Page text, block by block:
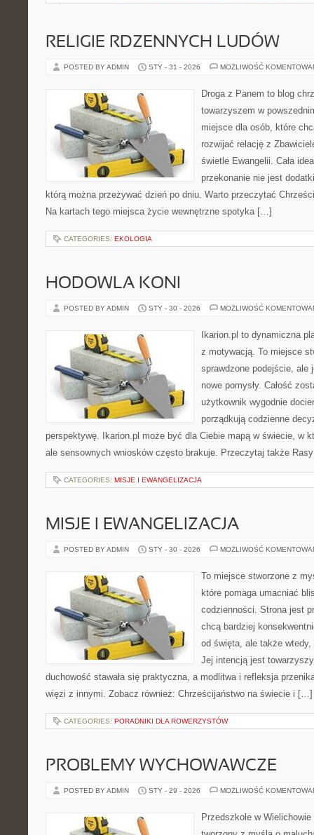
RELIGIE RDZENNYCH LUDÓW
POSTED BY ADMIN STY - 31 - 2026 MOŻLIWOŚĆ
Droga z Panem to blog
towarzyszem w
miejsce dla osób, które
rozwijać relację z
świetle Ewangelii. Cała
przekonanie nie jest
którą można przeżywać dzień po dniu. Warto przeczytać
Na kartach tego miejsca życie wewnętrzne spotyka […]
CATEGORIES: EKOLOGIA
HODOWLA KONI
POSTED BY ADMIN STY - 30 - 2026 MOŻLIWOŚĆ
Ikarion.pl to dynamiczna
z motywacją. To miejsce
sprawdzone podejście, ale
nowe pomysły. Całość
użytkownik wygodnie
porządkują codzienne
perspektywę. Ikarion.pl może być dla Ciebie mapą w świecie, w
ale sensownych wniosków często brakuje. Przeczytaj także
CATEGORIES: MISJE I EWANGELIZACJA
MISJE I EWANGELIZACJA
POSTED BY ADMIN STY - 30 - 2026 MOŻLIWOŚĆ
To miejsce stworzone z
które pomaga umacniać
codzienności. Strona jest
chcą bardziej
od święta, ale także
Jej intencją jest
duchowość stawała się praktyczna, a modlitwa i refleksja
więzi z innymi. Zobacz również: Chrześcijaństwo na świecie i […]
CATEGORIES: PORADNIKI DLA ROWERZYSTÓW
PROBLEMY WYCHOWAWCZE
POSTED BY ADMIN STY - 29 - 2026 MOŻLIWOŚĆ
Przedszkole w